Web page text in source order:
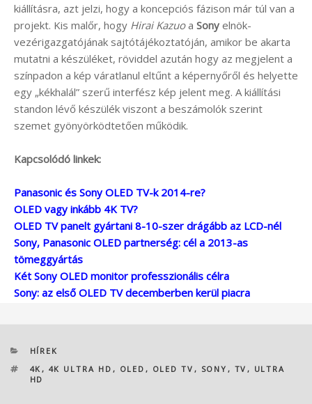
kiállításra, azt jelzi, hogy a koncepciós fázison már túl van a
projekt. Kis malőr, hogy Hirai Kazuoa Sony elnök-
vezérigazgatójának sajtótájékoztatóján, amikor be akarta
mutatni a készüléket, röviddel azután hogy az megjelent a
színpadon a kép váratlanul eltűnt a képernyőről és helyette
egy „kékhalál” szerű interfész kép jelent meg. A kiállítási
standon lévő készülék viszont a beszámolók szerint
szemet gyönyörködtetően működik.
Kapcsolódó linkek:
Panasonic és Sony OLED TV-k 2014-re?
OLED vagy inkább 4K TV?
OLED TV panelt gyártani 8-10-szer drágább az LCD-nél
Sony, Panasonic OLED partnerség: cél a 2013-as
tömeggyártás
Két Sony OLED monitor professzionális célra
Sony: az első OLED TV decemberben kerül piacra
KATEGÓRIÁK
HÍREK
CÍMKÉK
4K , 4K ULTRA HD , OLED , OLED TV , SONY , TV , ULTRA
HD